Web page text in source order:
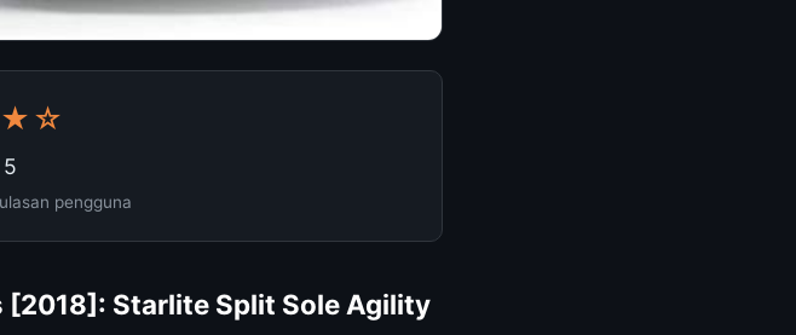
pengguna
[2018]: Starlite Split Sole Agility